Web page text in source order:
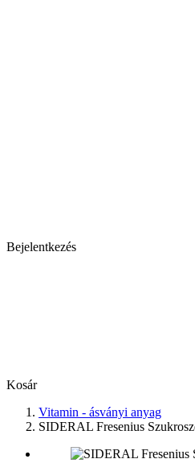
Bejelentkezés
Kosár
Vitamin - ásványi anyag
SIDERAL Fresenius